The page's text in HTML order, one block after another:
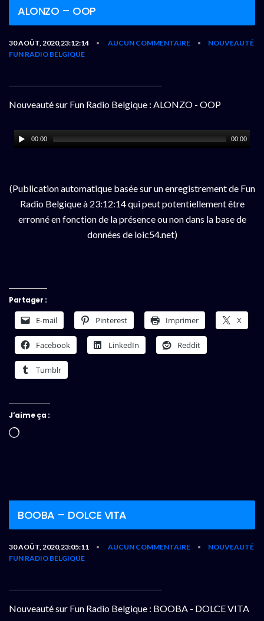
ALONZO – OOP
30 AOÛT, 2020,23:12:14 • AUCUN COMMENTAIRE •
NOUVEAUTÉ
FUN RADIO BELGIQUE
Nouveauté sur Fun Radio Belgique : ALONZO - OOP
00:00 00:00
(Publication automatique basée sur un enregistrement de Fun
Radio Belgique à 23:12:14 qui peut potentiellement être
erronné en fonction de la présence ou non dans la base de
données de loic54.net)
Partager :
E-mail Pinterest Imprimer X
Facebook LinkedIn Reddit
Tumblr
J’aime ça :
Chargement…
BOOBA – DOLCE VITA
30 AOÛT, 2020,23:05:11 • AUCUN COMMENTAIRE •
NOUVEAUTÉ
FUN RADIO BELGIQUE
Nouveauté sur Fun Radio Belgique : BOOBA - DOLCE VITA